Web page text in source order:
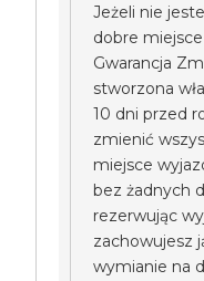
Jeżeli nie
dobre
Gwarancja
stworzona
10 dni przed
zmienić
miejsce
bez żadnych
rezerwując
zachowujesz
wymianie na